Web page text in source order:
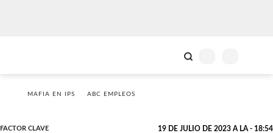
MAFIA EN IPS ABC EMPLEOS
FACTOR CLAVE 19 DE JULIO DE 2023 A LA - 18:54